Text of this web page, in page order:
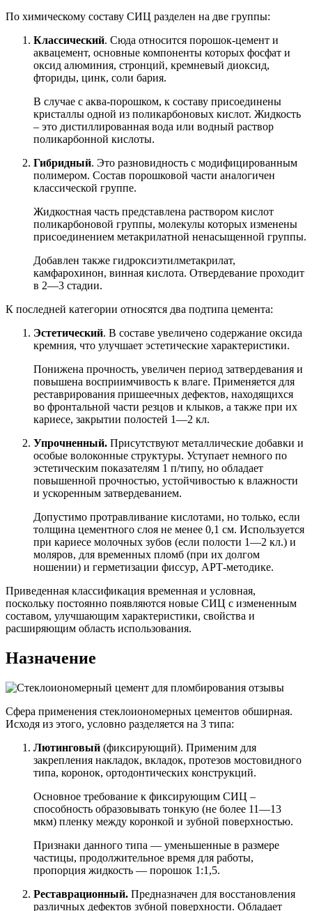
По химическому составу СИЦ разделен на две группы:
Классический. Сюда относится порошок-цемент и
аквацемент, основные компоненты которых фосфат и
оксид алюминия, стронций, кремневый диоксид,
фториды, цинк, соли бария.
В случае с аква-порошком, к составу присоединены
кристаллы одной из поликарбоновых кислот. Жидкость
– это дистиллированная вода или водный раствор
поликарбонной кислоты.
Гибридный. Это разновидность с модифицированным
полимером. Состав порошковой части аналогичен
классической группе.
Жидкостная часть представлена раствором кислот
поликарбоновой группы, молекулы которых изменены
присоединением метакрилатной ненасыщенной группы.
Добавлен также гидроксиэтилметакрилат,
камфарохинон, винная кислота. Отвердевание проходит
в 2—3 стадии.
К последней категории относятся два подтипа цемента:
Эстетический. В составе увеличено содержание оксида
кремния, что улучшает эстетические характеристики.
Понижена прочность, увеличен период затвердевания и
повышена восприимчивость к влаге. Применяется для
реставрирования пришеечных дефектов, находящихся
во фронтальной части резцов и клыков, а также при их
кариесе, закрытии полостей 1—2 кл.
Упрочненный. Присутствуют металлические добавки и
особые волоконные структуры. Уступает немного по
эстетическим показателям 1 п/типу, но обладает
повышенной прочностью, устойчивостью к влажности
и ускоренным затвердеванием.
Допустимо протравливание кислотами, но только, если
толщина цементного слоя не менее 0,1 см. Используется
при кариесе молочных зубов (если полости 1—2 кл.) и
моляров, для временных пломб (при их долгом
ношении) и герметизации фиссур, АРТ-методике.
Приведенная классификация временная и условная,
поскольку постоянно появляются новые СИЦ с измененным
составом, улучшающим характеристики, свойства и
расширяющим область использования.
Назначение
Сфера применения стеклоиономерных цементов обширная.
Исходя из этого, условно разделяется на 3 типа:
Лютинговый (фиксирующий). Применим для
закрепления накладок, вкладок, протезов мостовидного
типа, коронок, ортодонтических конструкций.
Основное требование к фиксирующим СИЦ –
способность образовывать тонкую (не более 11—13
мкм) пленку между коронкой и зубной поверхностью.
Признаки данного типа — уменьшенные в размере
частицы, продолжительное время для работы,
пропорция жидкость — порошок 1:1,5.
Реставрационный. Предназначен для восстановления
различных дефектов зубной поверхности. Обладает